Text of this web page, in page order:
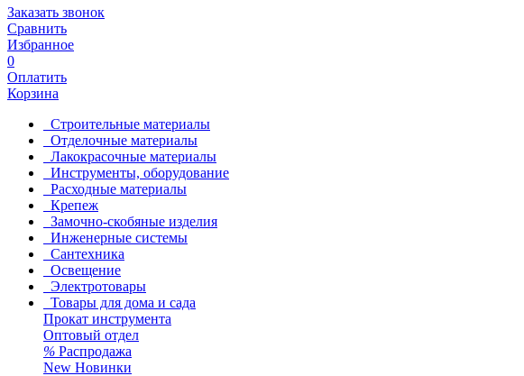
Заказать звонок
Сравнить
Избранное
0
Оплатить
Корзина
Строительные материалы
Отделочные материалы
Лакокрасочные материалы
Инструменты, оборудование
Расходные материалы
Крепеж
Замочно-скобяные изделия
Инженерные системы
Сантехника
Освещение
Электротовары
Товары для дома и сада
Прокат инструмента
Оптовый отдел
% Распродажа
New Новинки